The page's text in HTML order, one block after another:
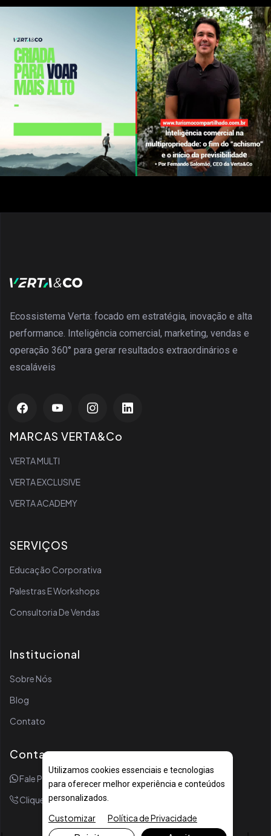
Ecossistema Verta: focado em estratégia, inovação e alta
performance. Inteligência comercial, marketing, vendas e
operação 360° para gerar resultados extraordinários e
escaláveis
MARCAS VERTA&Co
VERTA MULTI
VERTA EXCLUSIVE
VERTA ACADEMY
SERVIÇOS
Educação Corporativa
Palestras E Workshops
Consultoria De Vendas
Institucional
Sobre Nós
Blog
Contato
Contato
Fale Por WhatsApp
Clique Para Ligar
Utilizamos cookies essenciais e tecnologias
para oferecer melhor experiência e conteúdos
personalizados.
Customizar Política de Privacidade